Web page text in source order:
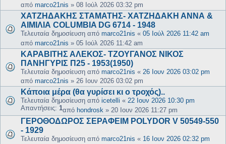
από marco21nis » 08 Ιούλ 2026 03:32 pm
ΧΑΤΖΗΔΑΚΗΣ ΣΤΑΜΑΤΗΣ- ΧΑΤΖΗΔΑΚΗ ΑΝΝΑ &
ΑΙΜΙΛΙΑ COLUMBIA DG 6714 - 1948
Τελευταία δημοσίευση από marco21nis « 05 Ιούλ 2026 11:42 am
από marco21nis » 05 Ιούλ 2026 11:42 am
ΚΑΡΑΒΙΤΗΣ ΑΛΕΚΟΣ- ΤΖΟΥΓΑΝΟΣ ΝΙΚΟΣ
ΠΑΝΗΓΥΡΙΣ Π25 - 1953(1950)
Τελευταία δημοσίευση από marco21nis « 26 Ιουν 2026 03:02 pm
από marco21nis » 26 Ιουν 2026 03:02 pm
Κάποια μέρα (θα γυρίσει κι ο τροχός)..
Τελευταία δημοσίευση από icetelli « 22 Ιουν 2026 10:30 pm
Απαντήσεις: 1από hondrosk » 20 Ιουν 2026 11:27 pm
ΓΕΡΟΘΟΔΩΡΟΣ ΣΕΡΑΦΕΙΜ POLYDOR V 50549-550
- 1929
Τελευταία δημοσίευση από marco21nis « 16 Ιουν 2026 02:32 pm